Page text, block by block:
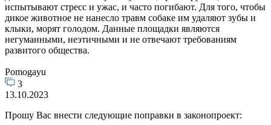
испытывают стресс и ужас, и часто погибают. Для того, чтобы
дикое животное не нанесло травм собаке им удаляют зубы и
клыки, морят голодом. Данные площадки являются
негуманными, неэтичными и не отвечают требованиям
развитого общества.
Pomogayu
3
13.10.2023
Прошу Вас внести следующие поправки в законопроект: